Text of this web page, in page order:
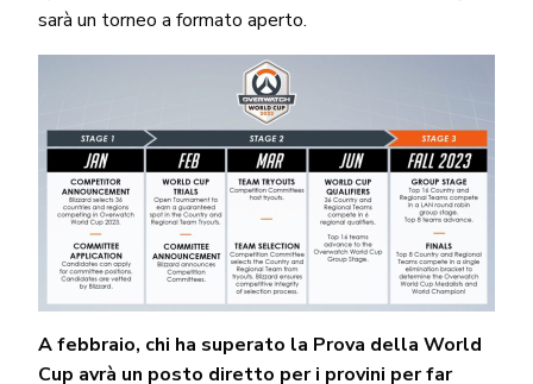
sarà un torneo a formato aperto.
A febbraio, chi ha superato la Prova della World
Cup avrà un posto diretto per i provini per far